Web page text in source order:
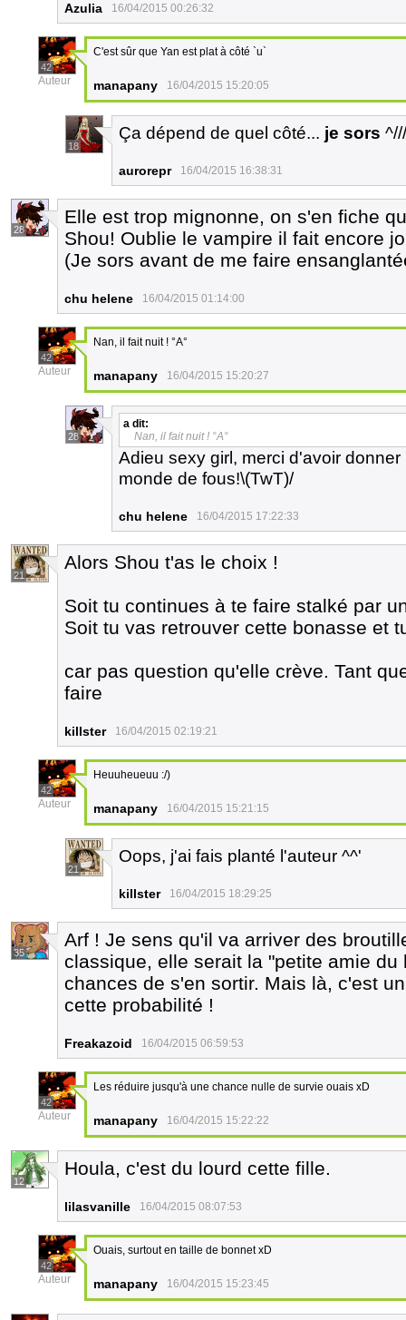
Azulia 16/04/2015 00:26:32
42
Auteur
C'est sûr que Yan est plat à côté `u`
manapany 16/04/2015 15:20:05
18
Ça dépend de quel côté... je sors
aurorepr 16/04/2015 16:38:31
28
Elle est trop mignonne, on s'en fiche
Shou! Oublie le vampire il fait encore
(Je sors avant de me faire
chu helene 16/04/2015 01:14:00
42
Auteur
Nan, il fait nuit ! °A°
manapany 16/04/2015 15:20:27
28
a dit:
Nan, il fait nuit ! °A°
Adieu sexy girl, merci d'avoir
monde de fous!\(TwT)/
chu helene 16/04/2015 17:22:33
21
Alors Shou t'as le choix !
Soit tu continues à te faire stalké par
Soit tu vas retrouver cette bonasse et
car pas question qu'elle crève. Tant
faire
killster 16/04/2015 02:19:21
42
Auteur
Heuuheueuu :/)
manapany 16/04/2015 15:21:15
21
Oops, j'ai fais planté l'auteur ^^'
killster 16/04/2015 18:29:25
35
Arf ! Je sens qu'il va arriver des
classique, elle serait la "petite amie
chances de s'en sortir. Mais là, c'est
cette probabilité !
Freakazoid 16/04/2015 06:59:53
42
Auteur
Les réduire jusqu'à une chance nulle de survie ouais xD
manapany 16/04/2015 15:22:22
12
Houla, c'est du lourd cette fille.
lilasvanille 16/04/2015 08:07:53
42
Auteur
Ouais, surtout en taille de bonnet xD
manapany 16/04/2015 15:23:45